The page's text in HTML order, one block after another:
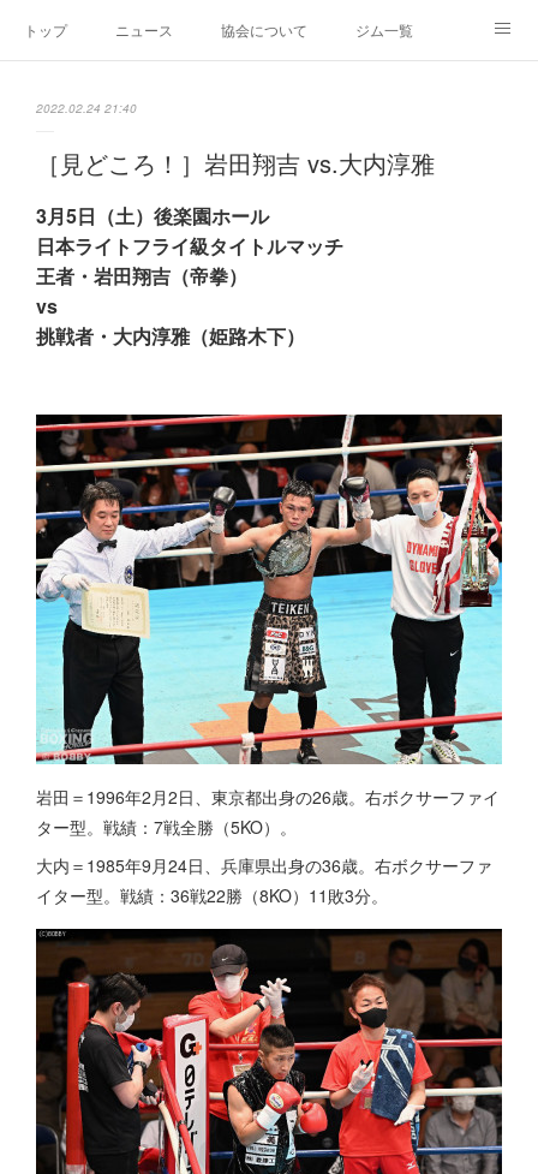
トップ ニュース 協会について ジム一覧
2022.02.24 21:40
［見どころ！］岩田翔吉 vs.大内淳雅
3月5日（土）後楽園ホール
日本ライトフライ級タイトルマッチ
王者・岩田翔吉（帝拳）
vs
挑戦者・大内淳雅（姫路木下）
岩田＝1996年2月2日、東京都出身の26歳。右ボクサーファイ
ター型。戦績：7戦全勝（5KO）。
大内＝1985年9月24日、兵庫県出身の36歳。右ボクサーファ
イター型。戦績：36戦22勝（8KO）11敗3分。